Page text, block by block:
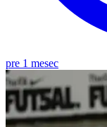
pre 1 mesec